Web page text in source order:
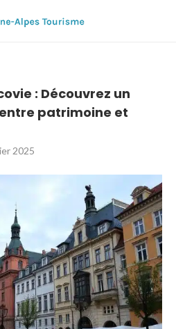
: Découvrez un
patrimoine et
2025